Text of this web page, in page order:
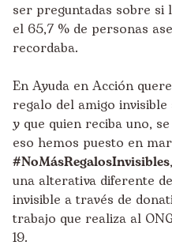
ser preguntadas sobre si
el 65,7 % de personas
recordaba.
En Ayuda en Acción
regalo del amigo invisible
y que quien reciba uno,
eso hemos puesto en
#NoMásRegalosInvisibles
una alterativa diferente
invisible a través de
trabajo que realiza al
19.